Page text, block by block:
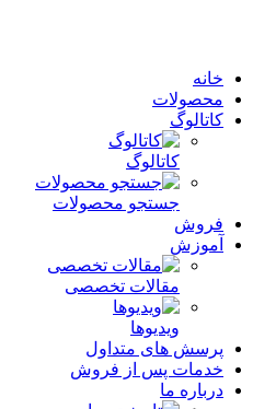
خانه
محصولات
کاتالوگ
کاتالوگ
جستجو محصولات
فروش
آموزش
مقالات تخصصی
ویدیوها
پرسش های متداول
خدمات پس از فروش
درباره ما